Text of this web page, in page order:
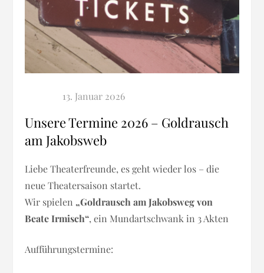
Unsere Termine 2026 – Goldrausch
am Jakobsweb
Liebe Theaterfreunde, es geht wieder los – die
neue Theatersaison startet.
Wir spielen „Goldrausch am Jakobsweg von
Beate Irmisch“, ein Mundartschwank in 3 Akten
Aufführungstermine: